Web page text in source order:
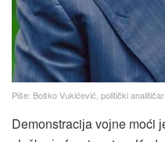
Piše: Boško Vukićević, politički analitičar
Demonstraciјa voјne moći